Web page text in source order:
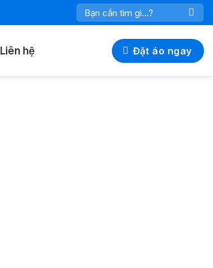
Tìm
kiếm:
Liên hệ Đặt áo ngay